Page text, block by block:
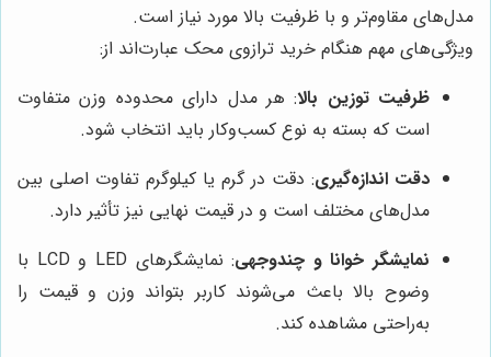
مدل‌های مقاوم‌تر و با ظرفیت بالا مورد نیاز است.
ویژگی‌های مهم هنگام خرید ترازوی محک عبارت‌اند از:
ظرفیت توزین بالا: هر مدل دارای محدوده وزن متفاوت
است که بسته به نوع کسب‌وکار باید انتخاب شود.
دقت اندازه‌گیری: دقت در گرم یا کیلوگرم تفاوت اصلی بین
مدل‌های مختلف است و در قیمت نهایی نیز تأثیر دارد.
نمایشگر خوانا و چندوجهی
: نمایشگرهای LED و LCD با
وضوح بالا باعث می‌شوند کاربر بتواند وزن و قیمت را
به‌راحتی مشاهده کند.